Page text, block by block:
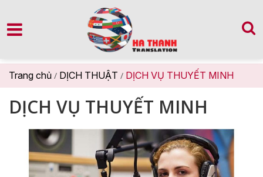
Trang chủ / DỊCH THUẬT / DỊCH VỤ THUYẾT MINH
DỊCH VỤ THUYẾT MINH